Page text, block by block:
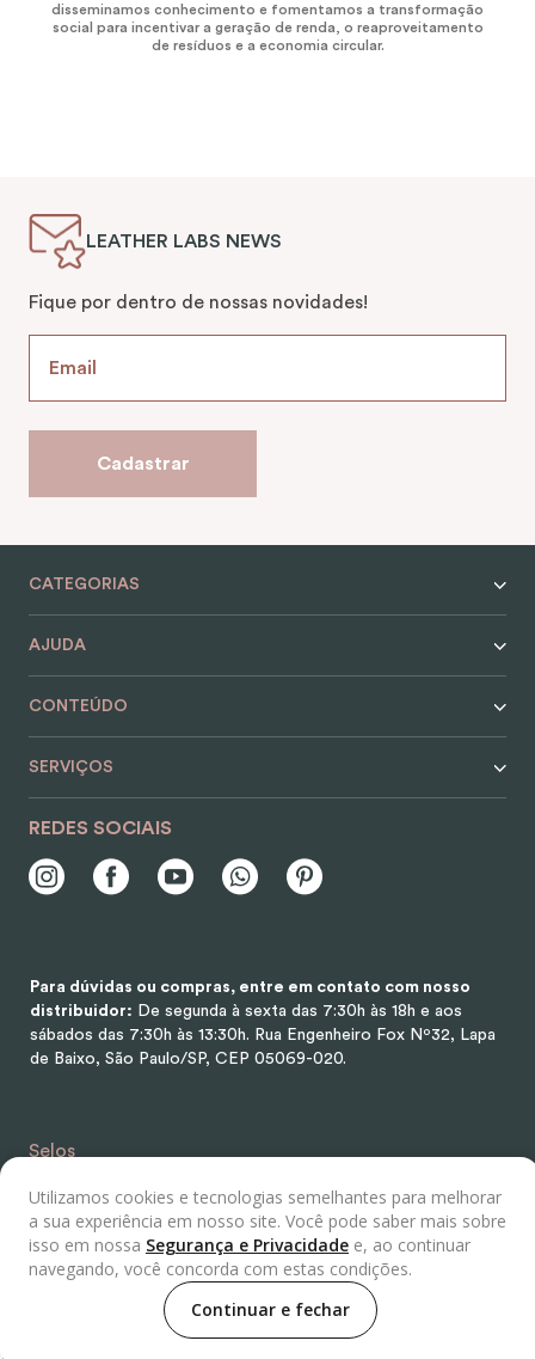
Utilizamos cookies e tecnologias semelhantes para melhorar
a sua experiência em nosso site. Você pode saber mais sobre
isso em nossa Segurança e Privacidade e, ao continuar
navegando, você concorda com estas condições.
Continuar e fechar
disseminamos conhecimento e fomentamos a transformação
social para incentivar a geração de renda, o reaproveitamento
de resíduos e a economia circular.
LEATHER LABS NEWS
Fique por dentro de nossas novidades!
Cadastrar
CATEGORIAS
AJUDA
CONTEÚDO
SERVIÇOS
REDES SOCIAIS
Para dúvidas ou compras, entre em contato com nosso
distribuidor: De segunda à sexta das 7:30h às 18h e aos
sábados das 7:30h às 13:30h. Rua Engenheiro Fox Nº32, Lapa
de Baixo, São Paulo/SP, CEP 05069-020.
Selos